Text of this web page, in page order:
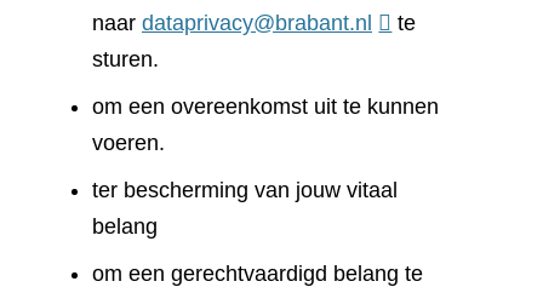
naar dataprivacy@brabant.nl
te
sturen.
om een overeenkomst uit te kunnen
voeren.
ter bescherming van jouw vitaal
belang
om een gerechtvaardigd belang te